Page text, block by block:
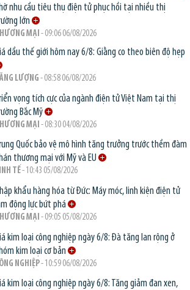
nhu cầu tiêu thụ điện tử phục hồi tại nhiều thị
lớn
MẠI - 09:06 06/08/2026
dầu thế giới hôm nay 6/8: Giằng co theo biên độ hẹp
LƯỢNG - 08:58 06/08/2026
vọng tích cực của ngành điện tử Việt Nam tại thị
Bắc Mỹ
MẠI - 08:30 04/08/2026
Quốc bảo vệ mô hình tăng trưởng trước thềm đàm
thương mại với Mỹ và EU
TẾ- 10:43 05/08/2026
khẩu hàng hóa từ Đức: Máy móc, linh kiện điện tử
động lực bứt phá
MẠI - 09:05 05/08/2026
kim loại công nghiệp ngày 6/8: Đà tăng lan rộng ở
kim loại cơ bản
NGHIỆP- 10:59 06/08/2026
kim loại công nghiệp ngày 6/8: Tăng giảm đan xen,